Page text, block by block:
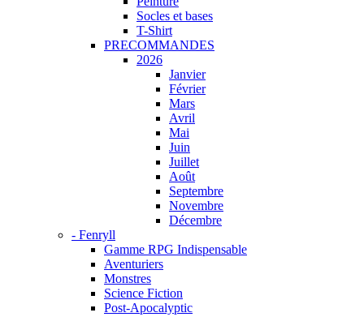
Socles et bases
T-Shirt
PRECOMMANDES
2026
Janvier
Février
Mars
Avril
Mai
Juin
Juillet
Août
Septembre
Novembre
Décembre
- Fenryll
Gamme RPG Indispensable
Aventuriers
Monstres
Science Fiction
Post-Apocalyptic